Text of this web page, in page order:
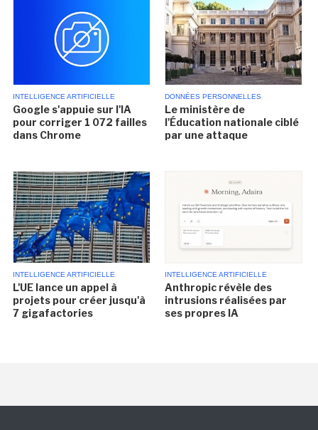
INTELLIGENCE ARTIFICIELLE
Google s'appuie sur l'IA
pour corriger 1 072 failles
dans Chrome
DONNÉES PERSONNELLES
Le ministère de
l'Éducation nationale ciblé
par une attaque
INTELLIGENCE ARTIFICIELLE
L'UE lance un appel à
projets pour créer jusqu'à
7 gigafactories
INTELLIGENCE ARTIFICIELLE
Anthropic révèle des
intrusions réalisées par
ses propres IA